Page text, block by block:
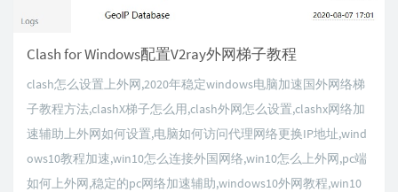
Clash for Windows配置V2ray外网梯子教程
clash怎么设置上外网,2020年稳定windows电脑加速国外网络梯
子教程方法,clashX梯子怎么用,clash外网怎么设置,clashx网络加
速辅助上外网如何设置,电脑如何访问代理网络更换IP地址,wind
ows10教程加速,win10怎么连接外国网络,win10怎么上外网,pc端
如何上外网,稳定的pc网络加速辅助,windows10外网教程,win10